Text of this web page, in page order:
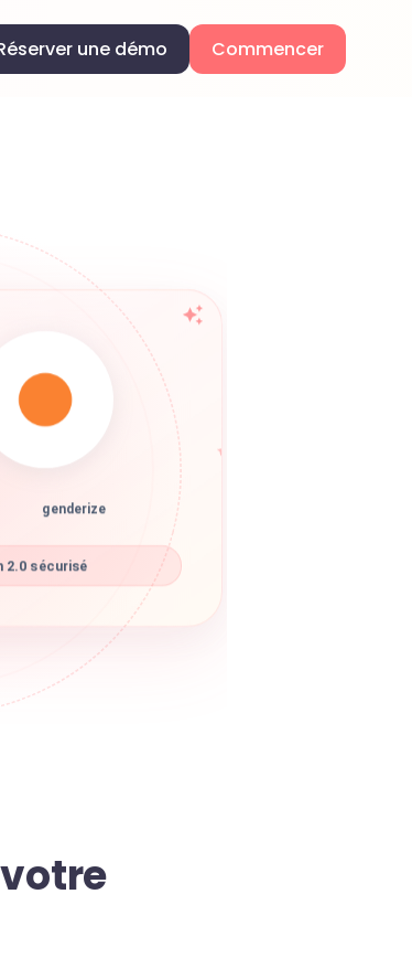
une démo Commencer
genderize
2.0 sécurisé